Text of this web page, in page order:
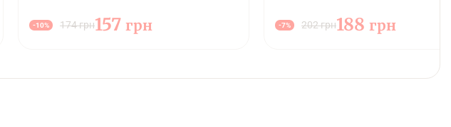
174 грн
-10% 157 грн 202 грн
-7% 188 грн